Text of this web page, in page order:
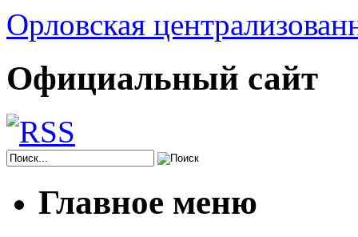
Орловская
Официальный сайт
Главное меню